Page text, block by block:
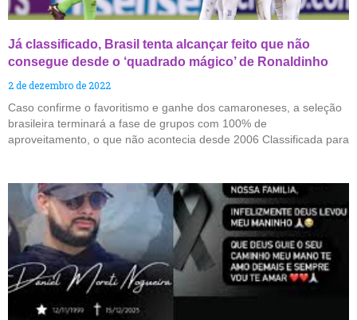
Já classificado, Brasil tenta alcançar feito que não
consegue desde o ‘quadrado mágico’ de Ronaldinho
2 de dezembro de 2022
Caso confirme o favoritismo e ganhe dos camaroneses, a seleção
brasileira terminará a fase de grupos com 100% de
aproveitamento, o que não acontecia desde 2006 Classificada para